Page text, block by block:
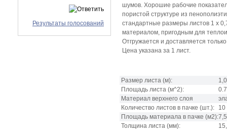
Результаты голосований
шумов. Хорошие рабочие
пористой структуре из
стандартные размеры листов 1 х
материалом, пригодным для
Отгружается и доставляется
Цена указана за 1 лист.
Размер листа (м):
Площадь листа (м^2):
Материал верхнего слоя
Количество листов в пачке (шт.):
10
Площадь материала в пачке (м2):
Толщина листа (мм):